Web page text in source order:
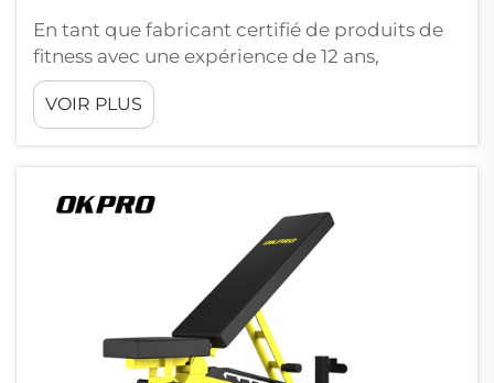
En tant que fabricant certifié de produits de
fitness avec une expérience de 12 ans,
Nantong OK Sporting a développé des
partenariats à travers le monde avec des
chaînes de fitness, leur fournissant des bancs
Nantong O...
VOIR PLUS